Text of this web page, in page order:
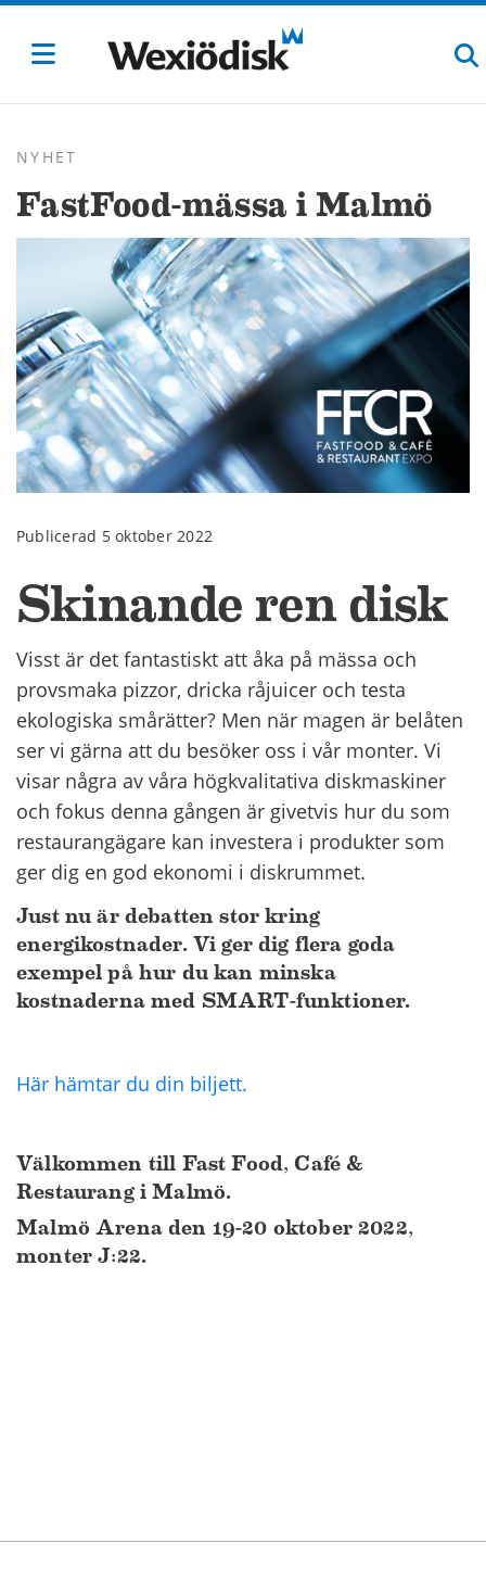
NYHET
FastFood-mässa i Malmö
Publicerad 5 oktober 2022
Skinande ren disk
Visst är det fantastiskt att åka på mässa och
provsmaka pizzor, dricka råjuicer och testa
ekologiska smårätter? Men när magen är belåten
ser vi gärna att du besöker oss i vår monter. Vi
visar några av våra högkvalitativa diskmaskiner
och fokus denna gången är givetvis hur du som
restaurangägare kan investera i produkter som
ger dig en god ekonomi i diskrummet.
Just nu är debatten stor kring
energikostnader. Vi ger dig flera goda
exempel på hur du kan minska
kostnaderna med SMART-funktioner.
Här hämtar du din biljett.
Välkommen till Fast Food, Café &
Restaurang i Malmö.
Malmö Arena den 19-20 oktober 2022,
monter J:22.